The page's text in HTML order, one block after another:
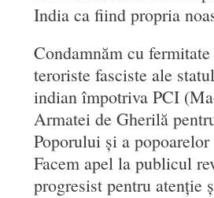
India ca fiind propria
Condamnăm cu
teroriste fasciste ale
indian împotriva PCI
Armatei de Gherilă
Poporului și a
Facem apel la publicul
progresist pentru atenție